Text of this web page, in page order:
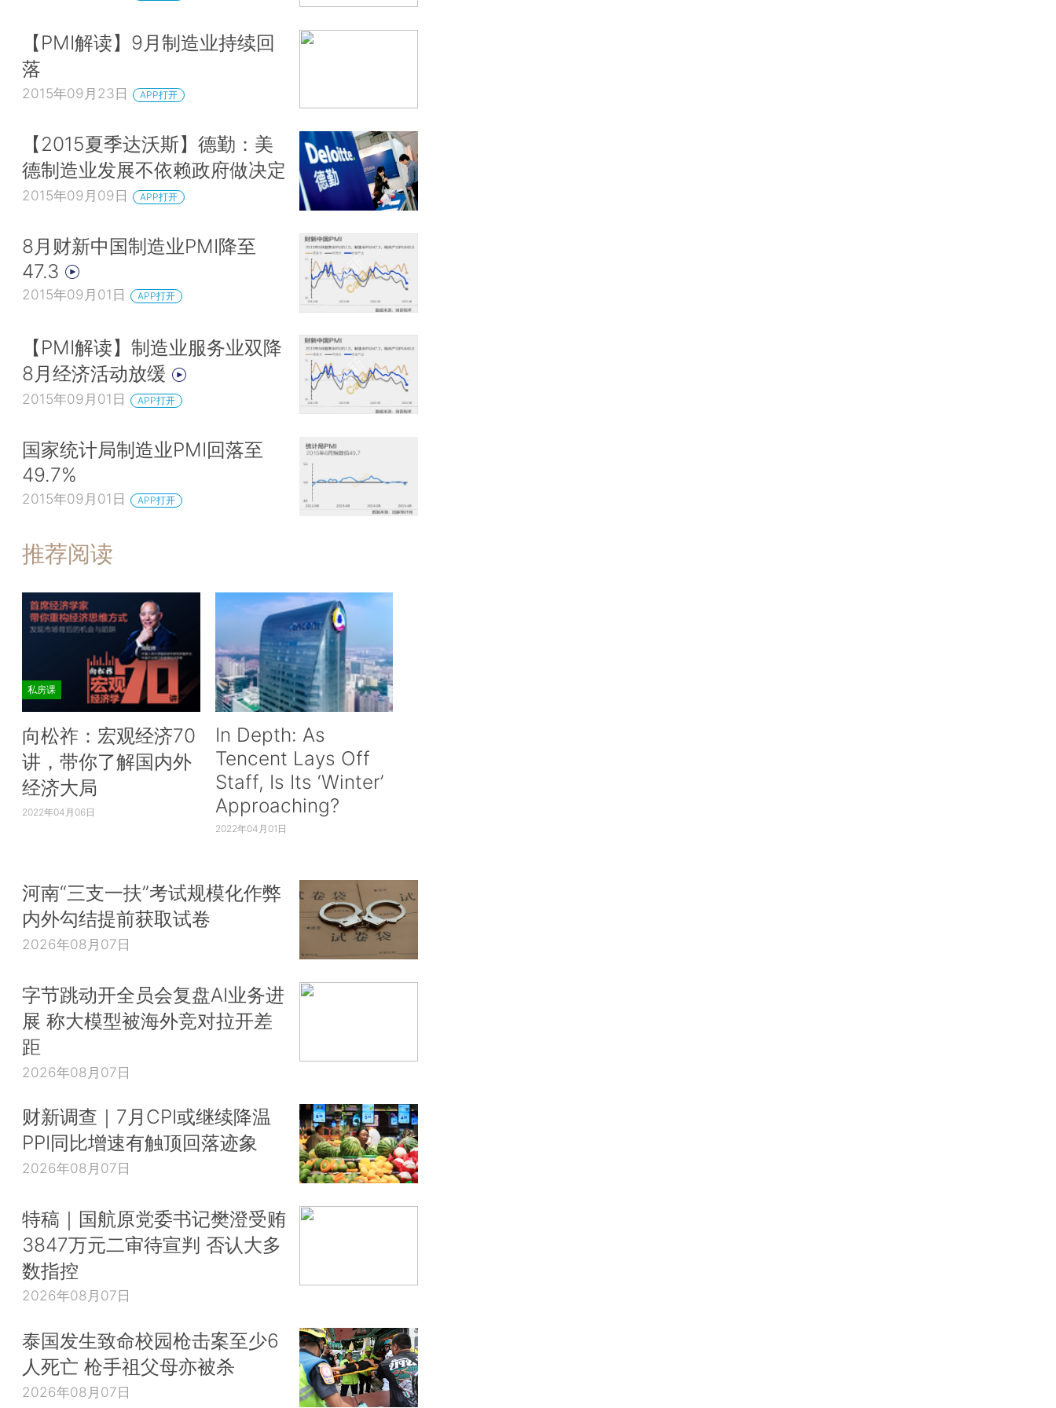
【PMI解读】9月制造业持续回
落
2015年09月23日 APP打开
【2015夏季达沃斯】德勤：美
德制造业发展不依赖政府做决定
2015年09月09日 APP打开
8月财新中国制造业PMI降至
47.3
2015年09月01日 APP打开
【PMI解读】制造业服务业双降
8月经济活动放缓
2015年09月01日 APP打开
国家统计局制造业PMI回落至
49.7%
2015年09月01日 APP打开
推荐阅读
私房课
向松祚：宏观经济70
讲，带你了解国内外
经济大局
2022年04月06日
In Depth: As
Tencent Lays Off
Staff, Is Its ‘Winter’
Approaching?
2022年04月01日
河南“三支一扶”考试规模化作弊
内外勾结提前获取试卷
2026年08月07日
字节跳动开全员会复盘AI业务进
展 称大模型被海外竞对拉开差
距
2026年08月07日
财新调查｜7月CPI或继续降温
PPI同比增速有触顶回落迹象
2026年08月07日
特稿｜国航原党委书记樊澄受贿
3847万元二审待宣判 否认大多
数指控
2026年08月07日
泰国发生致命校园枪击案至少6
人死亡 枪手祖父母亦被杀
2026年08月07日